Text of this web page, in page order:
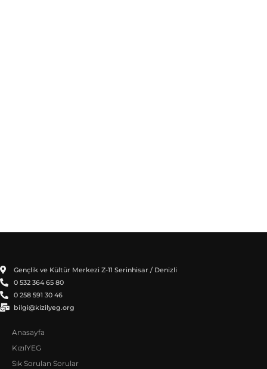
Gençlik ve Kültür Merkezi Z-11 Serinhisar / Denizli
0 532 364 65 80
0 258 591 30 46
bilgi@kizilyeg.org
Anasayfa
KızılYEG
Sık Sorulan Sorular